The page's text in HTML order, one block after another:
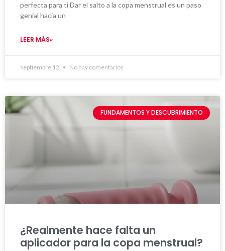
perfecta para ti Dar el salto a la copa menstrual es un paso
genial hacia un
LEER MÁS»
septiembre 12 No hay comentarios
FUNDAMENTOS Y DESCUBRIMIENTO
¿Realmente hace falta un
aplicador para la copa menstrual?